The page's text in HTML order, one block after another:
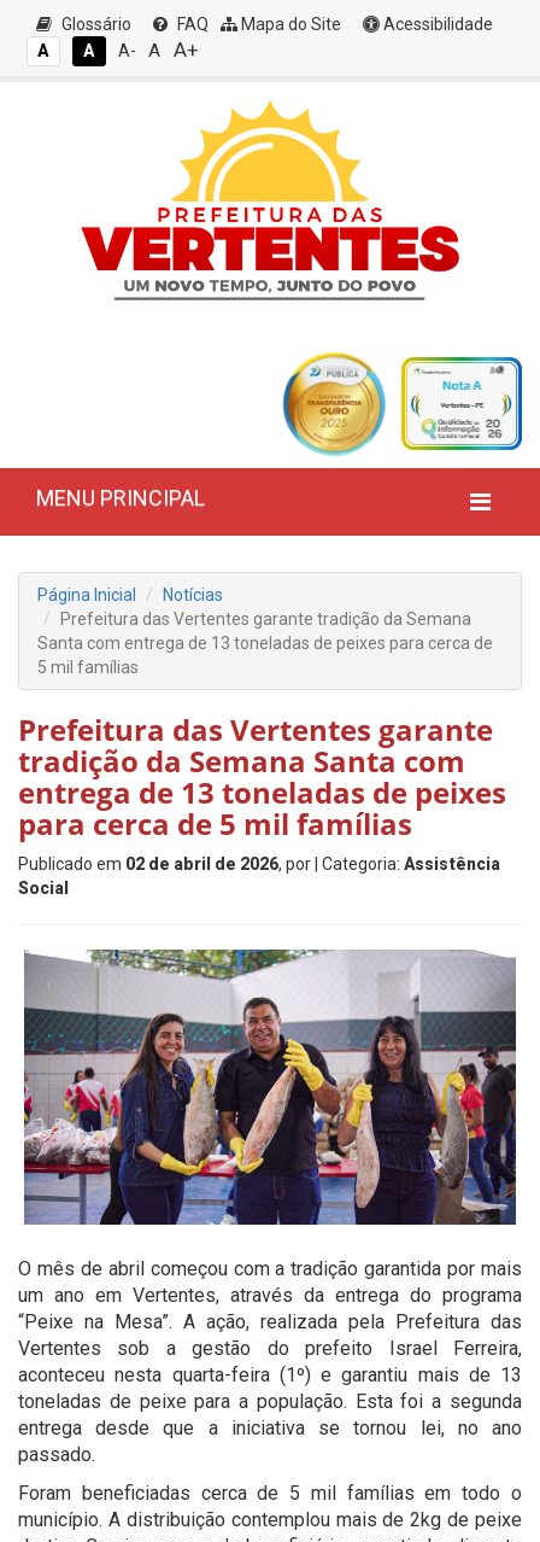
Glossário FAQ Mapa do Site
Acessibilidade
A
A A- A A+
MENU PRINCIPAL
Página Inicial
Notícias
Prefeitura das Vertentes garante tradição da Semana
Santa com entrega de 13 toneladas de peixes para cerca de
5 mil famílias
Prefeitura das Vertentes garante
tradição da Semana Santa com
entrega de 13 toneladas de peixes
para cerca de 5 mil famílias
Publicado em 02 de abril de 2026, por | Categoria: Assistência
Social
O mês de abril começou com a tradição garantida por mais
um ano em Vertentes, através da entrega do programa
“Peixe na Mesa”. A ação, realizada pela Prefeitura das
Vertentes sob a gestão do prefeito Israel Ferreira,
aconteceu nesta quarta-feira (1º) e garantiu mais de 13
toneladas de peixe para a população. Esta foi a segunda
entrega desde que a iniciativa se tornou lei, no ano
passado.
Foram beneficiadas cerca de 5 mil famílias em todo o
município. A distribuição contemplou mais de 2kg de peixe